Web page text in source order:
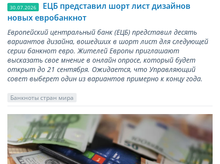
30.07.2026
ЕЦБ представил шорт лист дизайнов
новых евробанкнот
Европейский центральный банк (ЕЦБ) представил десять
вариантов дизайна, вошедших в шорт лист для следующей
серии банкнот евро. Жителей Европы приглашают
высказать свое мнение в онлайн опросе, который будет
открыт до 21 сентября. Ожидается, что Управляющий
совет выберет один из вариантов примерно к концу года.
Банкноты стран мира